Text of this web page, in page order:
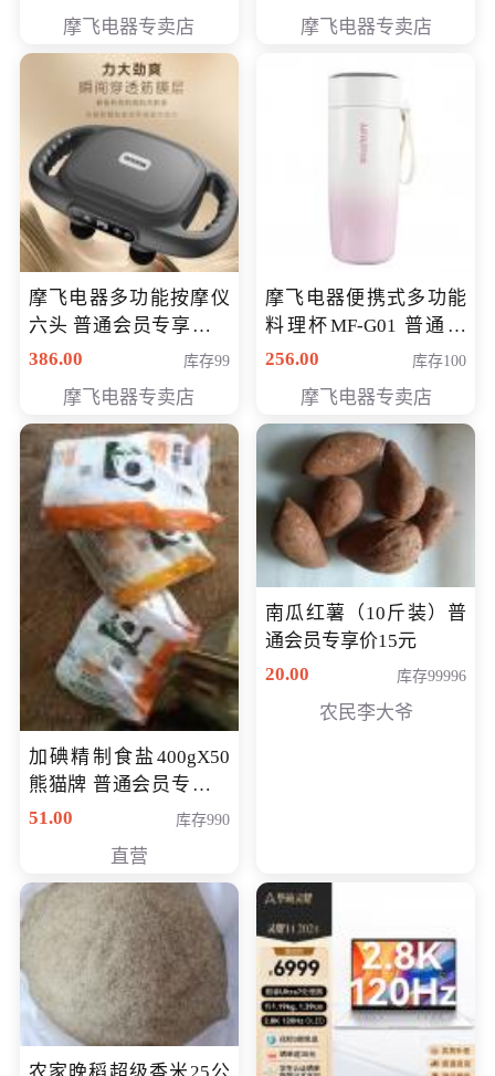
摩飞电器专卖店 摩飞电器专卖店
摩飞电器多功能按摩仪
六头 普通会员专享价格
199元
386.00 库存99
摩飞电器专卖店
摩飞电器便携式多功能
料理杯MF-G01 普通会
员专享价格118元
256.00 库存100
摩飞电器专卖店
加碘精制食盐400gX50
熊猫牌 普通会员专享价
格50元
51.00 库存990
直营
南瓜红薯（10斤装）普
通会员专享价15元
20.00
库存99996
农民李大爷